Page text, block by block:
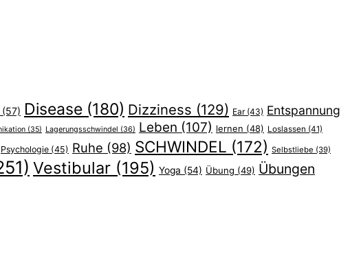
(57) Disease (180) Dizziness (129) Ear(43) Entspannung
(35) Lagerungsschwindel (36) Leben (107) lernen (48) Loslassen (41)
Psychologie (45) Ruhe (98) SCHWINDEL (172) Selbstliebe (39)
Vestibular (195) Yoga (54) Übung (49) Übungen